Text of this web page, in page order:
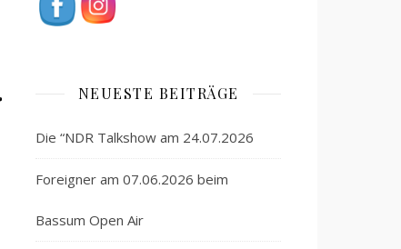
NEUESTE BEITRÄGE
Die “NDR Talkshow am 24.07.2026
Foreigner am 07.06.2026 beim
Bassum Open Air